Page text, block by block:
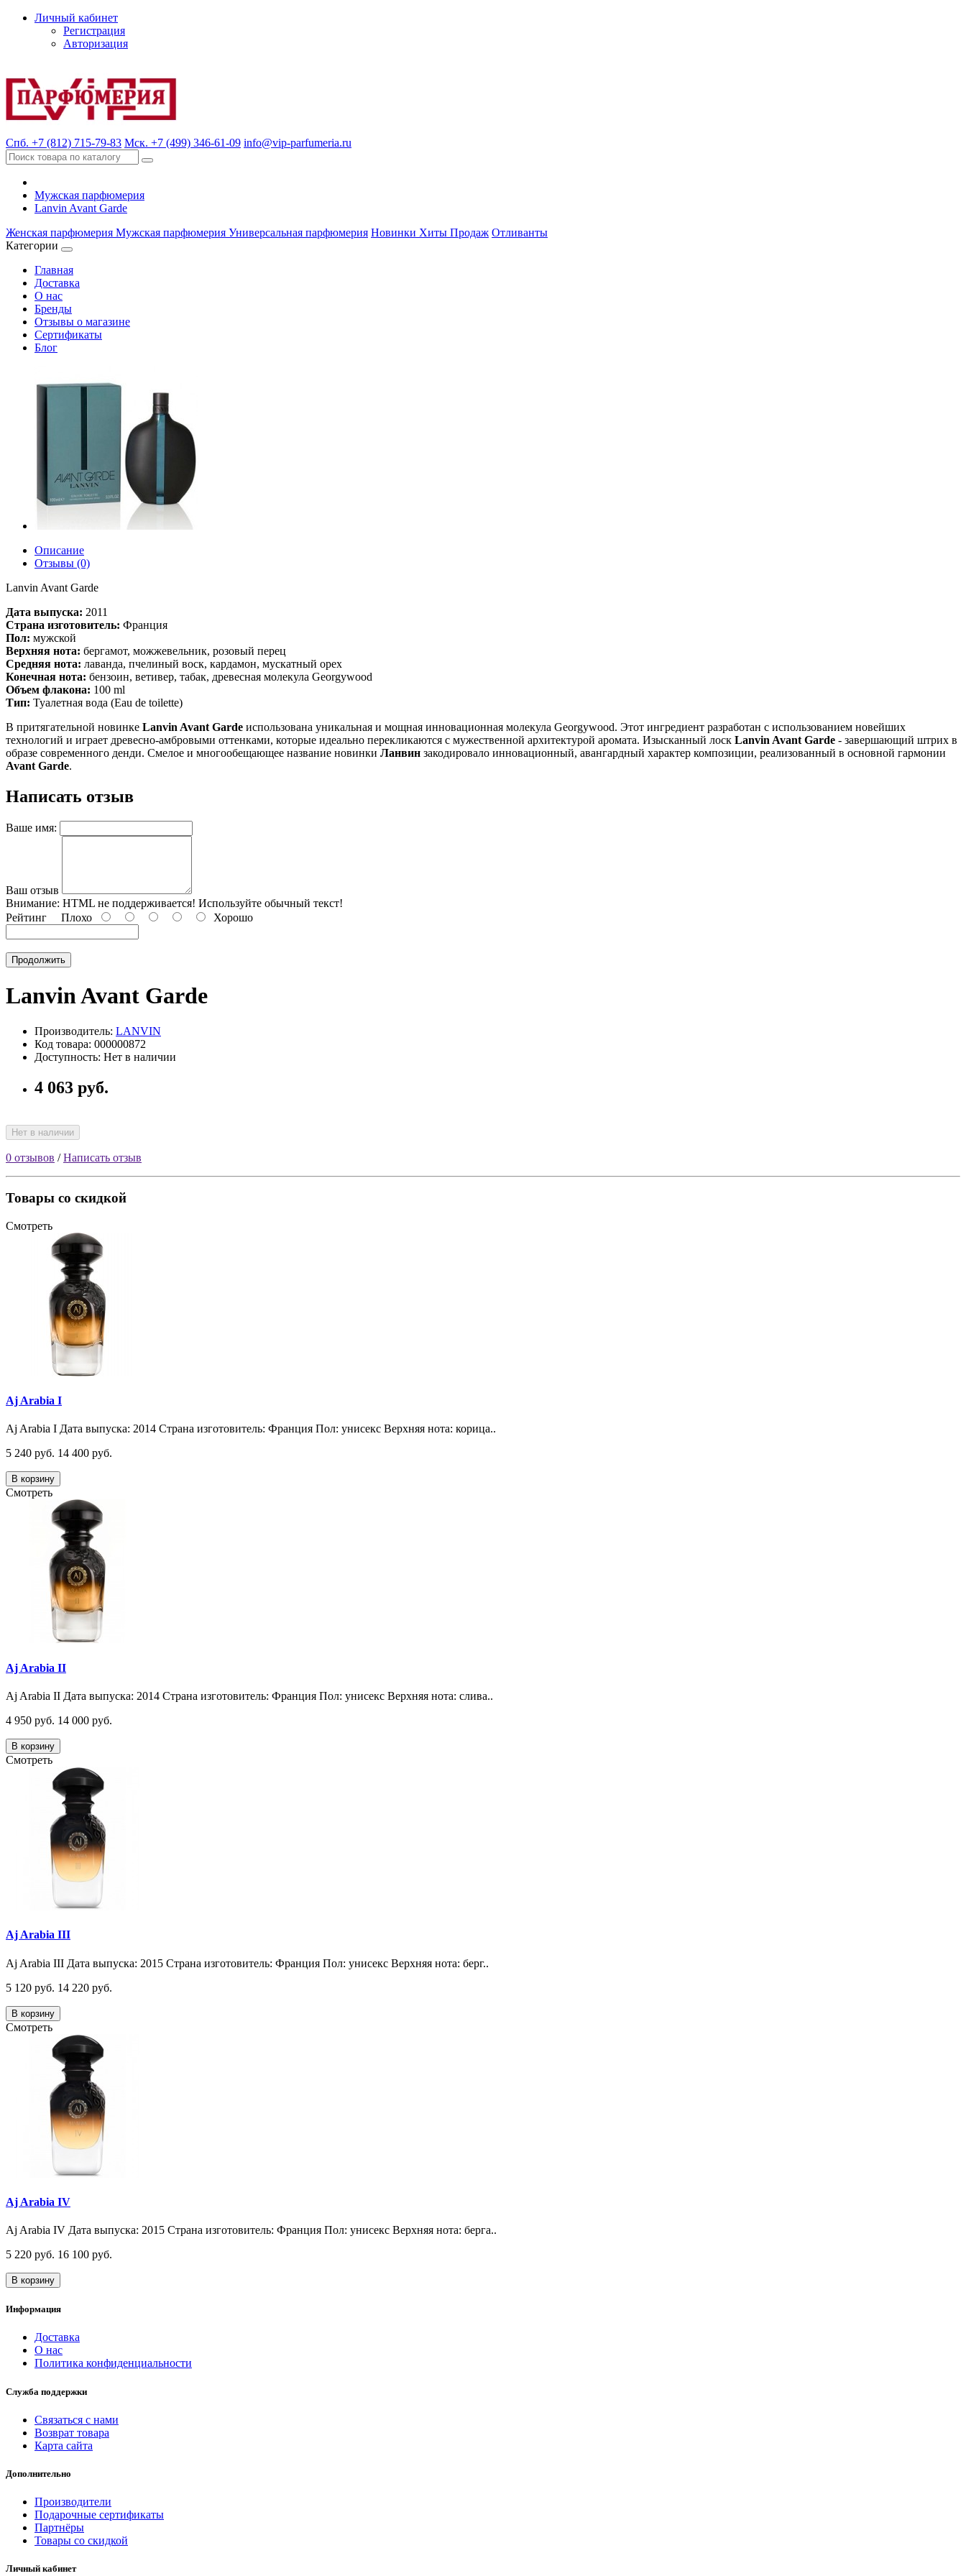
Личный кабинет
Регистрация
Авторизация
Спб. +7 (812) 715-79-83 Мск. +7 (499) 346-61-09 info@vip-parfumeria.ru
Мужская парфюмерия
Lanvin Avant Garde
Женская парфюмерия Мужская парфюмерия Универсальная парфюмерия Новинки Хиты Продаж Отливанты
Категории
Главная
Доставка
О нас
Бренды
Отзывы о магазине
Сертификаты
Блог
Описание
Отзывы (0)
Lanvin Avant Garde
Дата выпуска: 2011
Страна изготовитель: Франция
Пол: мужской
Верхняя нота: бергамот, можжевельник, розовый перец
Средняя нота: лаванда, пчелиный воск, кардамон, мускатный орех
Конечная нота: бензоин, ветивер, табак, древесная молекула Georgywood
Объем флакона: 100 ml
Тип: Туалетная вода (Eau de toilette)
В притягательной новинке Lanvin Avant Garde использована уникальная и мощная инновационная молекула Georgywood. Этот ингредиент разработан с использованием новейших
технологий и играет древесно-амбровыми оттенками, которые идеально перекликаются с мужественной архитектурой аромата. Изысканный лоск Lanvin Avant Garde - завершающий штрих в
образе современного денди. Смелое и многообещающее название новинки Ланвин закодировало инновационный, авангардный характер композиции, реализованный в основной гармонии
Avant Garde.
Написать отзыв
Ваше имя:
Ваш отзыв
Внимание: HTML не поддерживается! Используйте обычный текст!
Рейтинг Плохо Хорошо
Продолжить
Lanvin Avant Garde
Производитель: LANVIN
Код товара: 000000872
Доступность: Нет в наличии
4 063 руб.
Нет в наличии
0 отзывов /Написать отзыв
Товары со скидкой
Смотреть
Aj Arabia I
Aj Arabia I Дата выпуска: 2014 Страна изготовитель: Франция Пол: унисекс Верхняя нота: корица..
5 240 руб. 14 400 руб.
В корзину
Смотреть
Aj Arabia II
Aj Arabia II Дата выпуска: 2014 Страна изготовитель: Франция Пол: унисекс Верхняя нота: слива..
4 950 руб. 14 000 руб.
В корзину
Смотреть
Aj Arabia III
Aj Arabia III Дата выпуска: 2015 Страна изготовитель: Франция Пол: унисекс Верхняя нота: берг..
5 120 руб. 14 220 руб.
В корзину
Смотреть
Aj Arabia IV
Aj Arabia IV Дата выпуска: 2015 Страна изготовитель: Франция Пол: унисекс Верхняя нота: берга..
5 220 руб. 16 100 руб.
В корзину
Информация
Доставка
О нас
Политика конфиденциальности
Служба поддержки
Связаться с нами
Возврат товара
Карта сайта
Дополнительно
Производители
Подарочные сертификаты
Партнёры
Товары со скидкой
Личный кабинет